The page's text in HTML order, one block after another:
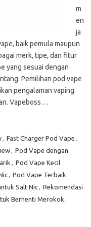
m
en
ja
baik pemula maupun
merk, tipe, dan fitur
yang sesuai dengan
Pemilihan pod vape
pengalaman vaping
Vapeboss…
, Fast Charger Pod Vape ,
, Pod Vape dengan
, Pod Vape Kecil
, Pod Vape Terbaik
Salt Nic, Rekomendasi
Berhenti Merokok ,